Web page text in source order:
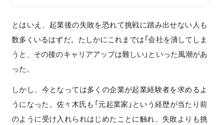
とはいえ、起業後の失敗を恐れて挑戦に踏み出せない人も
数多くいるはずだ。たしかにこれまでは「会社を潰してしま
うと、その後のキャリアアップは難しい」といった風潮があ
った。
しかし、今となっては多くの企業が起業経験者を求めるよ
うになった。佐々木氏も「元起業家」という経歴が当たり前
のように受け入れられはじめたことに触れ、失敗よりも挑